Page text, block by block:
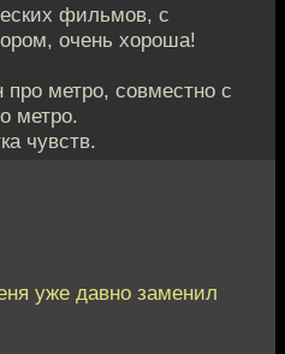
фильмов, с
очень хороша!
про метро, совместно с
метро.
чувств.
уже давно заменил